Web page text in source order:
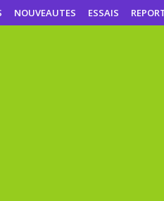
NOUVEAUTES ESSAIS